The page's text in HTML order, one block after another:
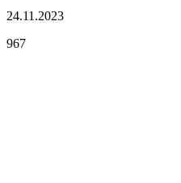
24.11.2023
967